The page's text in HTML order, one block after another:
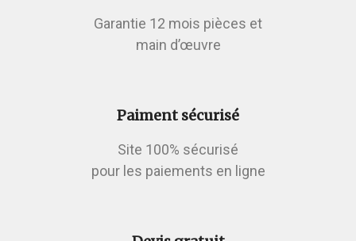
Garantie 12 mois pièces et
main d’œuvre
Paiment sécurisé
Site 100% sécurisé
pour les paiements en ligne